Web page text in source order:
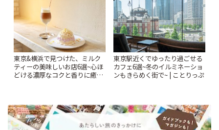
東京&横浜で見つけた、ミルク
ティーの美味しいお店6選~心ほ
どける濃厚なコクと香りに癒や
東京駅近くでゆったり過ごせる
カフェ6選~冬のイルミネーショ
ンもきらめく街で~ | ことりっぷ